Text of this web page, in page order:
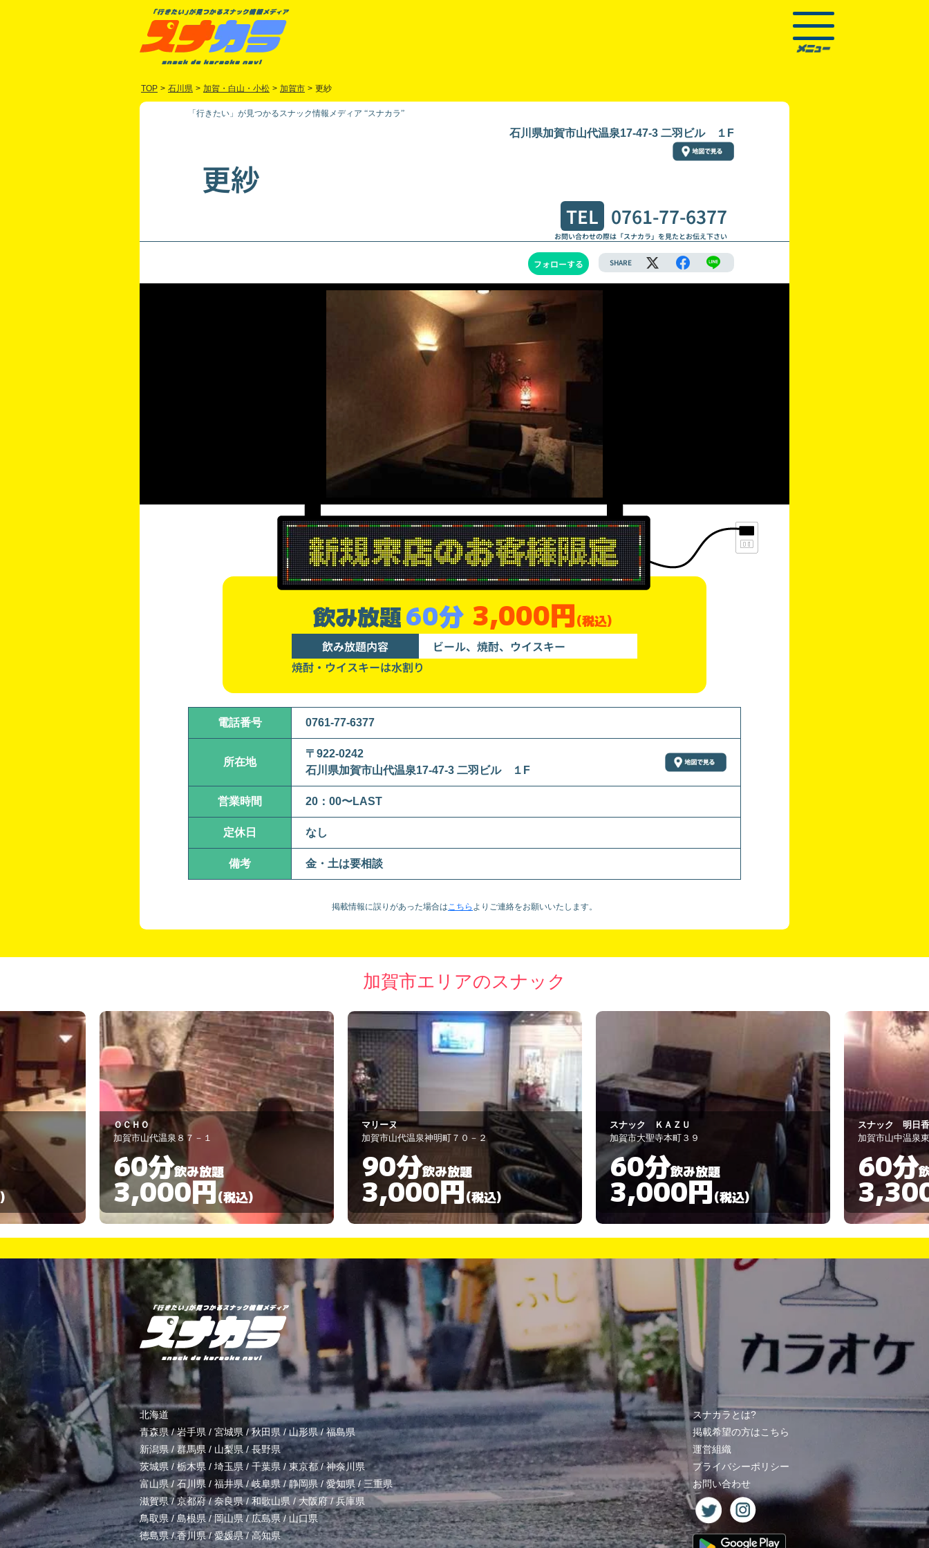
TOP > 石川県 > 加賀・白山・小松 > 加賀市 > 更紗
「行きたい」が見つかるスナック情報メディア “スナカラ”
石川県加賀市山代温泉17-47-3 二羽ビル １F
更紗
TEL 0761-77-6377
お問い合わせの際は「スナカラ」を見たとお伝え下さい
フォローする SHARE
飲み放題60分 3,000円(税込)
飲み放題内容
ビール、焼酎、ウイスキー
焼酎・ウイスキーは水割り
電話番号 0761-77-6377
所在地
〒922-0242
石川県加賀市山代温泉17-47-3 二羽ビル １F
営業時間 20：00〜LAST
定休日 なし
備考 金・土は要相談
掲載情報に誤りがあった場合はこちら より ご連絡をお願いいたします。
加賀市エリアのスナック
マリーヌ
加賀市山代温泉神明町７０－２
90分飲み放題
3,000円(税込)
スナック ＫＡＺＵ
加賀市大聖寺本町３９
60分飲み放題
3,000円(税込)
スナック 明日香
加賀市山中温泉東町2丁目ツー２０
60分飲み放題
3,300円(税込)
更紗
加賀市山代温泉
60分
北海道
青森県/岩手県 / 宮城県 /秋田県 /山形県/福島県
新潟県 / 群馬県 / 山梨県/長野県
茨城県 / 栃木県 / 埼玉県/ 千葉県 /東京都/神奈川県
富山県/ 石川県 / 福井県/岐阜県/静岡県/ 愛知県 / 三重県
滋賀県/京都府/奈良県/和歌山県 /大阪府/兵庫県
鳥取県/島根県/岡山県/広島県/山口県
徳島県/香川県/愛媛県/高知県
スナカラとは?
掲載希望の方はこちら
運営組織
プライバシーポリシー
お問い合わせ